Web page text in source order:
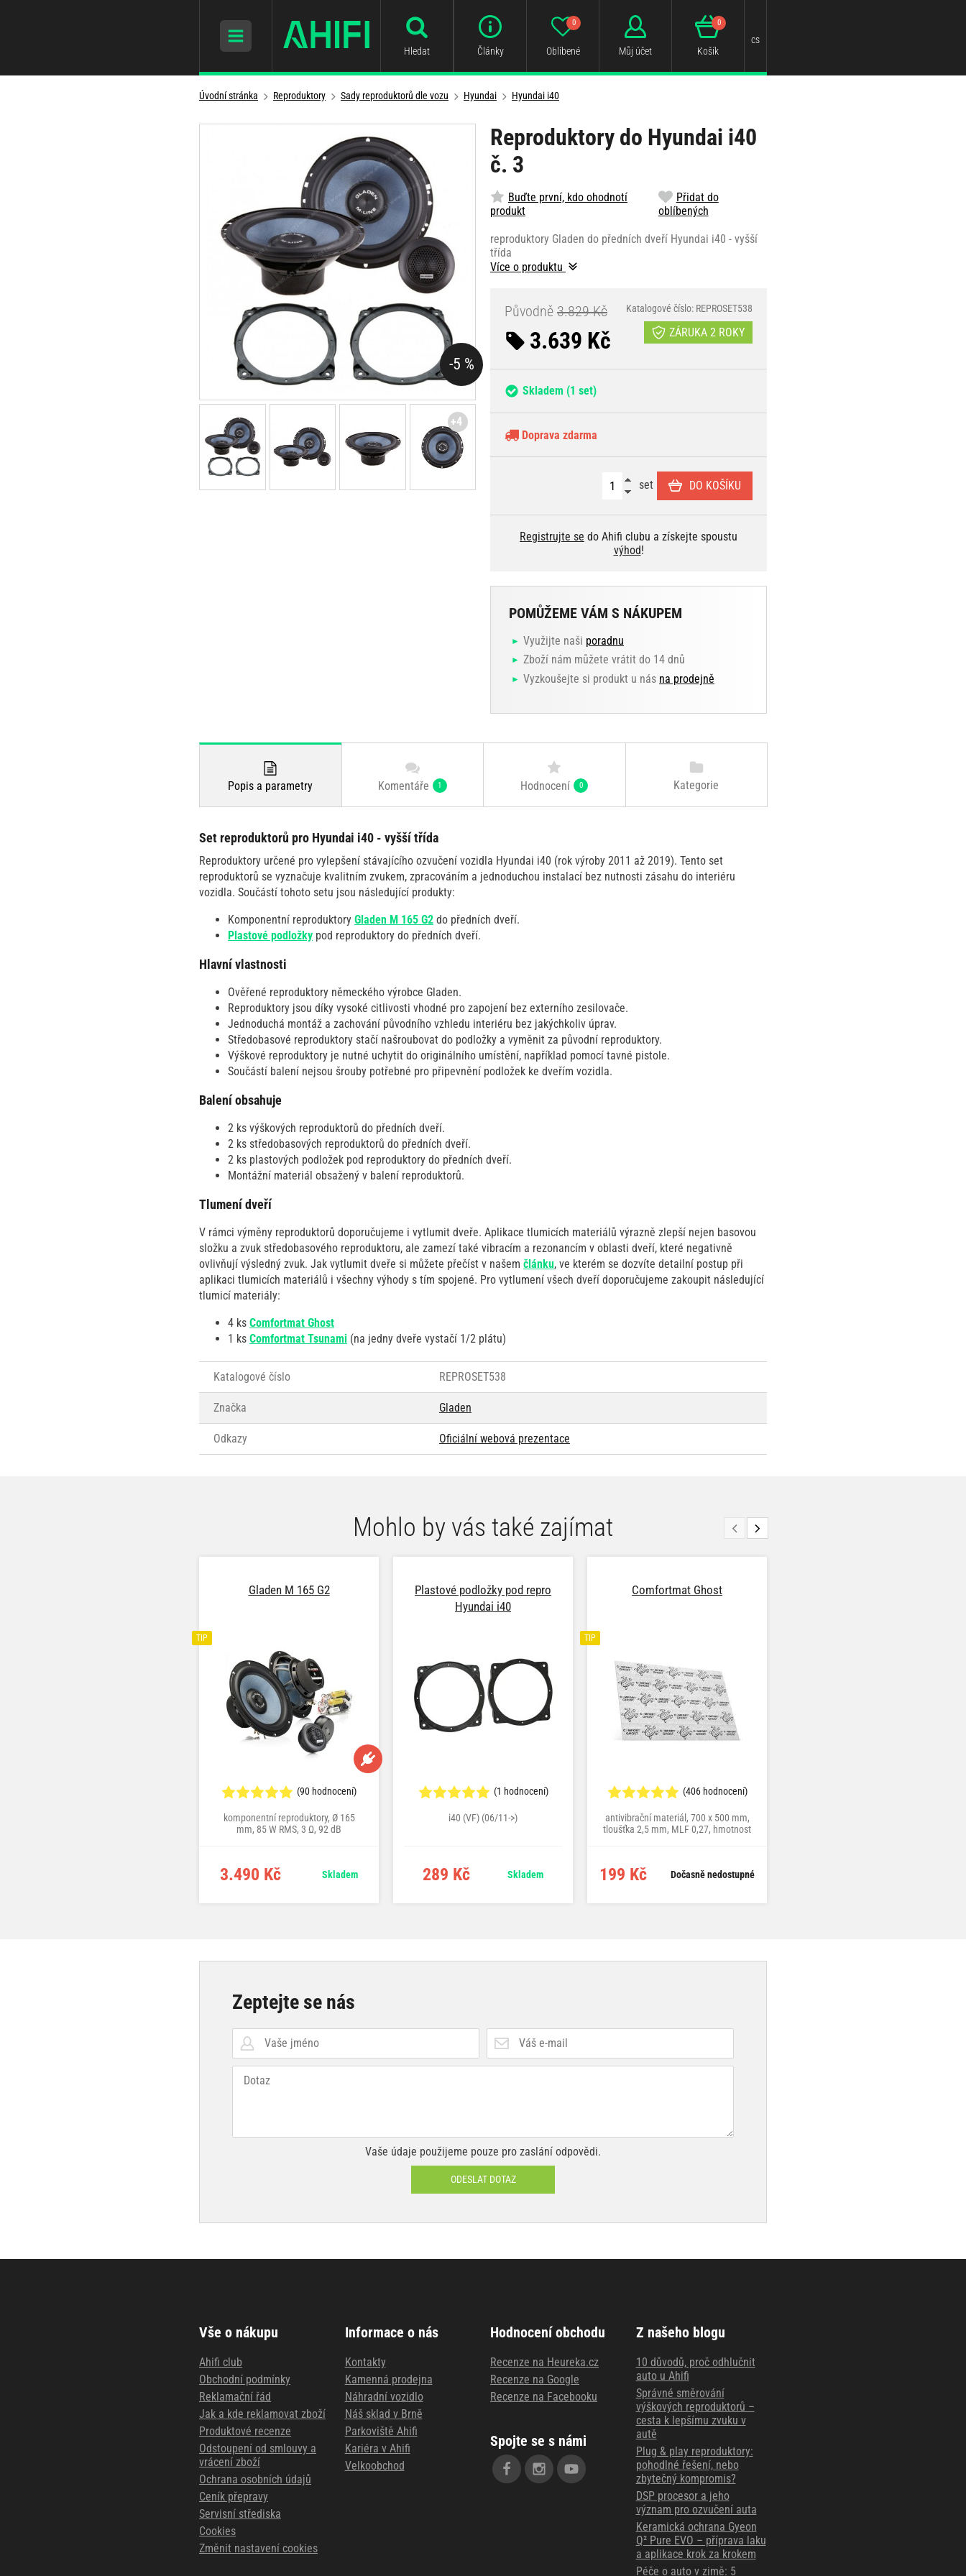
Hledat Články Oblíbené
0
Můj účet Košík
0
cs
Úvodní stránka Reproduktory Sady reproduktorů dle vozu Hyundai Hyundai i40
Reproduktory do Hyundai i40
č. 3
Buďte první, kdo ohodnotí
produkt
Přidat do
oblíbených
reproduktory Gladen do předních dveří Hyundai i40 - vyšší
třída
Více o produktu
Původně 3.829 Kč
3.639 Kč
Katalogové číslo: REPROSET538
ZÁRUKA 2 ROKY
Skladem (1 set)
Doprava zdarma
set DO KOŠÍKU
Registrujte se do Ahifi clubu a získejte spoustu
výhod!
POMŮŽEME VÁM S NÁKUPEM
Využijte naši poradnu
Zboží nám můžete vrátit do 14 dnů
Vyzkoušejte si produkt u nás na prodejně
-5 %
+4
Popis a parametry Komentáře 1 Hodnocení 0 Kategorie
Set reproduktorů pro Hyundai i40 - vyšší třída
Reproduktory určené pro vylepšení stávajícího ozvučení vozidla Hyundai i40 (rok výroby 2011 až 2019). Tento set
reproduktorů se vyznačuje kvalitním zvukem, zpracováním a jednoduchou instalací bez nutnosti zásahu do interiéru
vozidla. Součástí tohoto setu jsou následující produkty:
Komponentní reproduktory Gladen M 165 G2 do předních dveří.
Plastové podložky pod reproduktory do předních dveří.
Hlavní vlastnosti
Ověřené reproduktory německého výrobce Gladen.
Reproduktory jsou díky vysoké citlivosti vhodné pro zapojení bez externího zesilovače.
Jednoduchá montáž a zachování původního vzhledu interiéru bez jakýchkoliv úprav.
Středobasové reproduktory stačí našroubovat do podložky a vyměnit za původní reproduktory.
Výškové reproduktory je nutné uchytit do originálního umístění, například pomocí tavné pistole.
Součástí balení nejsou šrouby potřebné pro připevnění podložek ke dveřím vozidla.
Balení obsahuje
2 ks výškových reproduktorů do předních dveří.
2 ks středobasových reproduktorů do předních dveří.
2 ks plastových podložek pod reproduktory do předních dveří.
Montážní materiál obsažený v balení reproduktorů.
Tlumení dveří
V rámci výměny reproduktorů doporučujeme i vytlumit dveře. Aplikace tlumicích materiálů výrazně zlepší nejen basovou
složku a zvuk středobasového reproduktoru, ale zamezí také vibracím a rezonancím v oblasti dveří, které negativně
ovlivňují výsledný zvuk. Jak vytlumit dveře si můžete přečíst v našem článku, ve kterém se dozvíte detailní postup při
aplikaci tlumicích materiálů i všechny výhody s tím spojené. Pro vytlumení všech dveří doporučujeme zakoupit následující
tlumicí materiály:
4 ks Comfortmat Ghost
1 ks Comfortmat Tsunami (na jedny dveře vystačí 1/2 plátu)
Katalogové číslo REPROSET538
Značka Gladen
Odkazy Oficiální webová prezentace
Mohlo by vás také zajímat
Gladen M 165 G2
TIP
(90 hodnocení)
komponentní reproduktory, Ø 165
mm, 85 W RMS, 3 Ω, 92 dB
3.490 Kč Skladem
Plastové podložky pod repro
Hyundai i40
(1 hodnocení)
i40 (VF) (06/11->)
289 Kč Skladem
Comfortmat Ghost
TIP
(406 hodnocení)
antivibrační materiál, 700 x 500 mm,
tloušťka 2,5 mm, MLF 0,27, hmotnost
199 Kč Dočasně nedostupné
Zeptejte se nás
Vaše údaje použijeme pouze pro zaslání odpovědi.
ODESLAT DOTAZ
Vše o nákupu
Ahifi club
Obchodní podmínky
Reklamační řád
Jak a kde reklamovat zboží
Produktové recenze
Odstoupení od smlouvy a
vrácení zboží
Ochrana osobních údajů
Ceník přepravy
Servisní střediska
Cookies
Změnit nastavení cookies
Informace o nás
Kontakty
Kamenná prodejna
Náhradní vozidlo
Náš sklad v Brně
Parkoviště Ahifi
Kariéra v Ahifi
Velkoobchod
Hodnocení obchodu
Recenze na Heureka.cz
Recenze na Google
Recenze na Facebooku
Spojte se s námi
Z našeho blogu
10 důvodů, proč odhlučnit
auto u Ahifi
Správné směrování
výškových reproduktorů –
cesta k lepšímu zvuku v
autě
Plug & play reproduktory:
pohodlné řešení, nebo
zbytečný kompromis?
DSP procesor a jeho
význam pro ozvučení auta
Keramická ochrana Gyeon
Q² Pure EVO – příprava laku
a aplikace krok za krokem
Péče o auto v zimě: 5